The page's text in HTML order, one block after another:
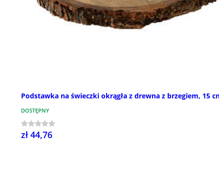
Podstawka na świeczki okrągła z drewna z brzegiem, 15
DOSTĘPNY
zł 44,76